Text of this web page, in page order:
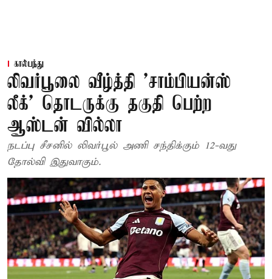
கால்பந்து
லிவர்பூலை வீழ்த்தி 'சாம்பியன்ஸ்
லீக்' தொடருக்கு தகுதி பெற்ற
ஆஸ்டன் வில்லா
நடப்பு சீசனில் லிவர்பூல் அணி சந்திக்கும் 12-வது
தோல்வி இதுவாகும்.